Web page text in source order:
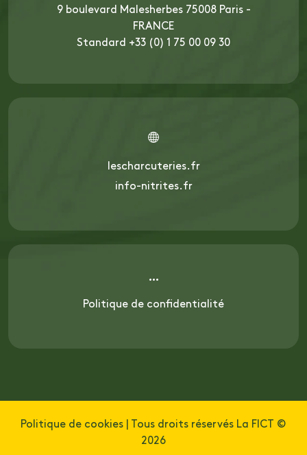
9 boulevard Malesherbes 75008 Paris -
FRANCE
Standard +33 (0) 1 75 00 09 30
lescharcuteries.fr
info-nitrites.fr
Politique de confidentialité
Politique de cookies | Tous droits réservés La FICT ©
2026